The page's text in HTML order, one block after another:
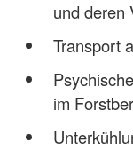
und deren
Transport
im